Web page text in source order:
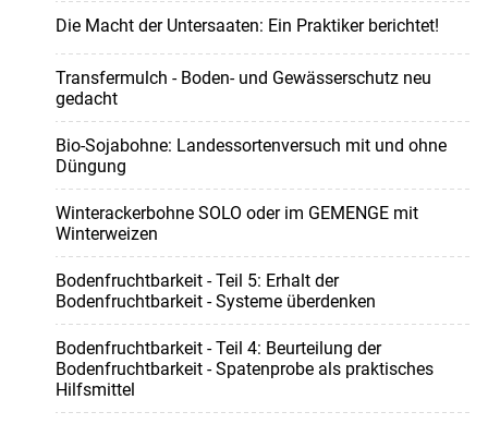
Die Macht der Untersaaten: Ein Praktiker berichtet!
Transfermulch - Boden- und Gewässerschutz neu
gedacht
Bio-Sojabohne: Landessortenversuch mit und ohne
Düngung
Winterackerbohne SOLO oder im GEMENGE mit
Winterweizen
Bodenfruchtbarkeit - Teil 5: Erhalt der
Bodenfruchtbarkeit - Systeme überdenken
Bodenfruchtbarkeit - Teil 4: Beurteilung der
Bodenfruchtbarkeit - Spatenprobe als praktisches
Hilfsmittel